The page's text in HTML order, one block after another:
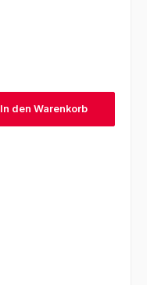
In den Warenkorb